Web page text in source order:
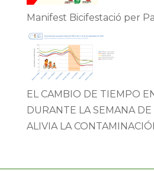
Manifest Bicifestació per
EL CAMBIO DE TIEMPO
DURANTE LA SEMANA
ALIVIA LA